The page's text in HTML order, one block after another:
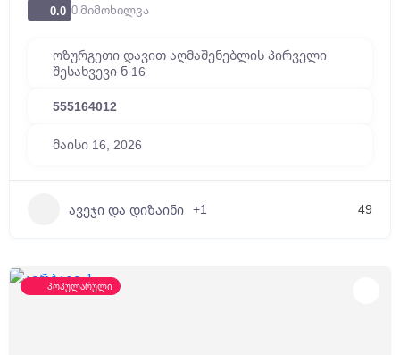
0.0 0 მიმოხილვა
ოზურგეთი დავით აღმაშენებლის პირველი
შესახვევი ნ 16
555164012
მაისი 16, 2026
ავეჯი და დიზაინი +1 49
პოპულარული